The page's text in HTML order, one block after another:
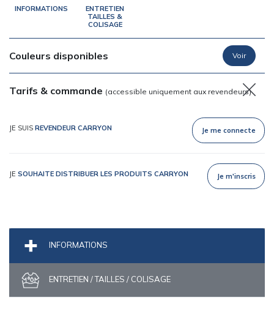
INFORMATIONS
ENTRETIEN
TAILLES &
COLISAGE
Couleurs disponibles
Tarifs & commande (accessible uniquement aux revendeurs)
JE SUIS REVENDEUR CARRYON Je me connecte
JE SOUHAITE DISTRIBUER LES PRODUITS CARRYON Je m'inscris
INFORMATIONS
ENTRETIEN / TAILLES / COLISAGE